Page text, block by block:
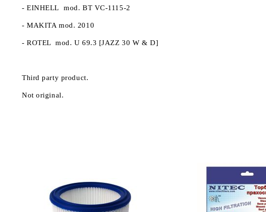
- EINHELL mod. BT VC-1115-2
- MAKITA mod. 2010
- ROTEL mod. U 69.3 [JAZZ 30 W & D]
Third party product.
Not original.